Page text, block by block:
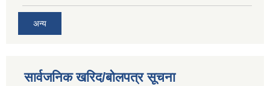
अन्य
सार्वजनिक खरिद/बोलपत्र सूचना